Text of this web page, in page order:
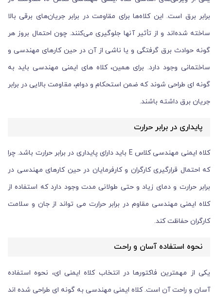
برابر برق است. این کلاه‌ها برای مقاومت در برابر جریان‌های برقی بالا
ساخته شده‌اند و از تأثیر آنها جلوگیری می‌کنند. چون احتمال بروز هر
گونه حوادث برق گرفتگی و یا ناشی از آن در حین کارهای مهندسی و
ساختمانی وجود دارد. برای همین، کلاه های ایمنی مهندسی باید به
گونه ای طراحی شوند که ضمن استحکام و دوام، مقاومت بالایی در برابر
جریان برق داشته باشند.
پایداری در برابر حرارت
کلاه ایمنی مهندسی کلاس E باید دارای پایداری در برابر حرارت باشد. چرا
که احتمال قرارگیری کارگران و کارفرمایان در حین کارهای مهندسی در
برابر حرارت و دمای زیاد و حتی طولانی مدت وجود دارد که استفاده از
کلاه ایمنی مهندسی مقاوم در برابر حرارت می تواند از جان و سلامت
کارگران حفاظت کند.
نحوه استفاده آسان و راحت
یکی از مهمترین فاکتورها در انتخاب کلاه ایمنی ای، نحوه استفاده
آسان و راحت آن است. کلاه ایمنی مهندسی به گونه ای طراحی شده اند